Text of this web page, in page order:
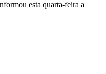
esta quarta-feira a